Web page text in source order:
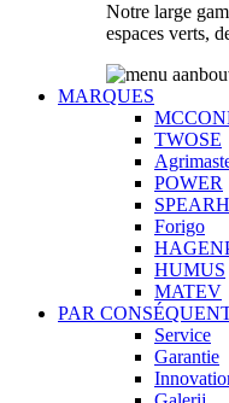
Notre large
espaces verts,
MARQUES
TWOSE
POWER
Forigo
HUMUS
MATEV
PAR
Service
Garantie